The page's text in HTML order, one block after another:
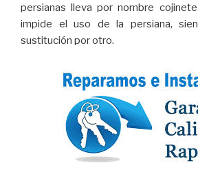
persianas lleva por nombre
impide el uso de la persiana,
sustitución por otro.